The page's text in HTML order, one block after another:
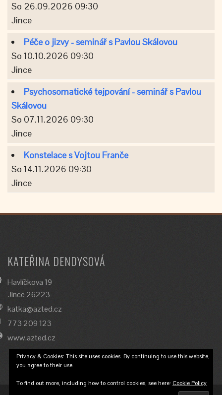
So 26.09.2026 09:30
Jince
Péče o jizvy - seminář s Pavlou Skálovou
So 10.10.2026 09:30
Jince
Psychosomatické tejpování - seminář s Pavlou
Skálovou
So 07.11.2026 09:30
Jince
Konstelace s Vojtou Franče
So 14.11.2026 09:30
Jince
KATEŘINA DENDYSOVÁ
Havlíčkova 19
Jince 26223
katka@azted.cz
773 209 123
www.azted.cz
Privacy & Cookies: This site uses cookies. By continuing to use this website,
you agree to their use.
To find out more, including how to control cookies, see here: Cookie Policy